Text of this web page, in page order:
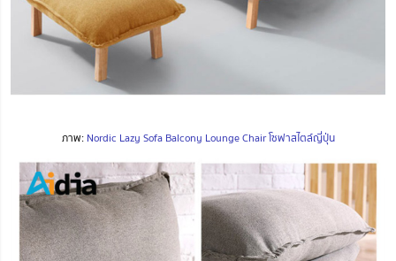
ภาพ: Nordic Lazy Sofa Balcony Lounge Chair โซฟาสไตล์ญี่ปุ่น